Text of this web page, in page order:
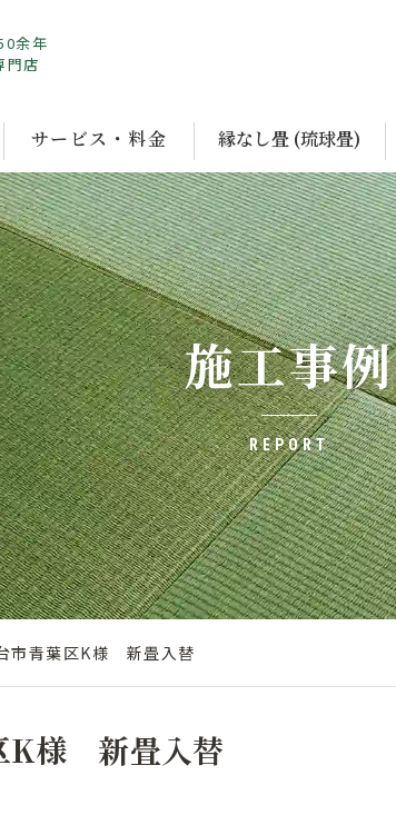
余年
門店
サービス・料金 縁なし畳 (琉球畳)
施工事例
REPORT
市青葉区K様 新畳入替
K様 新畳入替